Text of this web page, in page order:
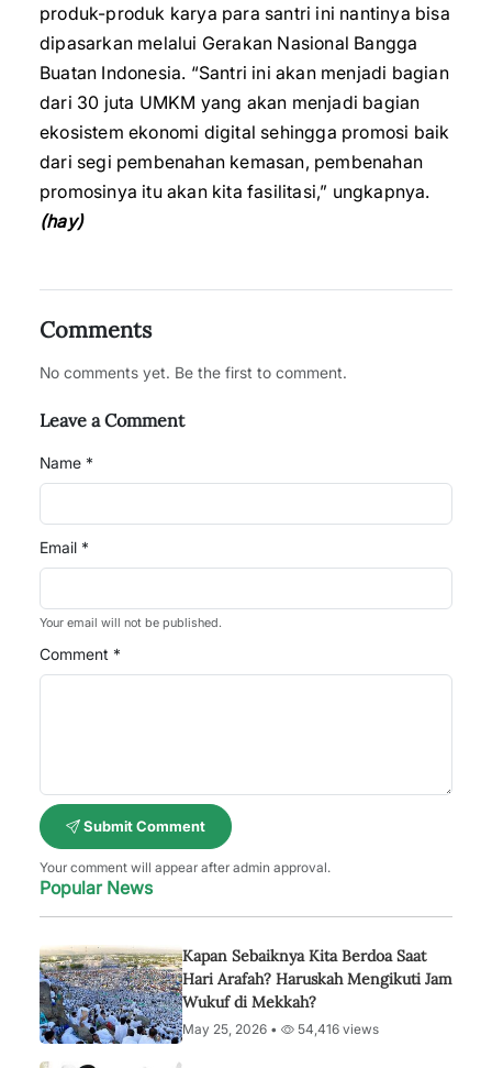
produk-produk karya para santri ini nantinya bisa
dipasarkan melalui Gerakan Nasional Bangga
Buatan Indonesia. “Santri ini akan menjadi bagian
dari 30 juta UMKM yang akan menjadi bagian
ekosistem ekonomi digital sehingga promosi baik
dari segi pembenahan kemasan, pembenahan
promosinya itu akan kita fasilitasi,” ungkapnya.
(hay)
Comments
No comments yet. Be the first to comment.
Leave a Comment
Name *
Email *
Your email will not be published.
Comment *
Submit Comment
Your comment will appear after admin approval.
Popular News
Kapan Sebaiknya Kita Berdoa Saat
Hari Arafah? Haruskah Mengikuti Jam
Wukuf di Mekkah?
May 25, 2026 • 54,416 views